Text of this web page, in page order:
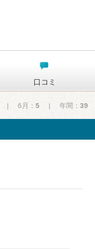
口コミ
| 6月： 5 | 年間： 39